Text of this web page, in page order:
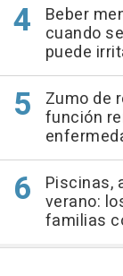
Beber
cuando
puede
Zumo de
función
Piscinas,
verano:
familias